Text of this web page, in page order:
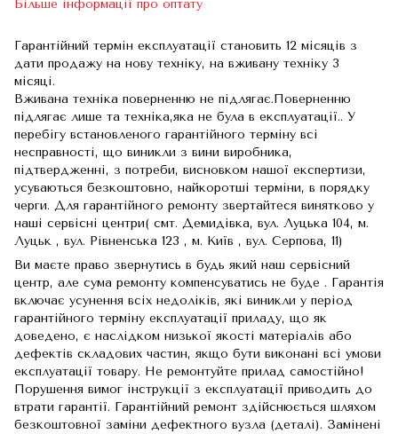
Більше інформації про оптату
Гарантійний термін експлуатації становить 12 місяців з
дати продажу на нову техніку, на вживану техніку 3
місяці.
Вживана техніка поверненню не підлягає.Поверненню
підлягає лише та техніка,яка не була в експлуатації.. У
перебігу встановленого гарантійного терміну всі
несправності, що виникли з вини виробника,
підтвердженні, з потреби, висновком нашої експертизи,
усуваються безкоштовно, найкоротші терміни, в порядку
черги. Для гарантійного ремонту звертайтеся винятково у
наші сервісні центри( смт. Демидівка, вул. Луцька 104, м.
Луцьк , вул. Рівненська 123 , м. Київ , вул. Серпова, 11)
Ви маєте право звернутись в будь який наш сервісний
центр, але сума ремонту компенсуватись не буде . Гарантія
включає усунення всіх недоліків, які виникли у період
гарантійного терміну експлуатації приладу, що як
доведено, є наслідком низької якості матеріалів або
дефектів складових частин, якщо бути виконані всі умови
експлуатації товару. Не ремонтуйте прилад самостійно!
Порушення вимог інструкції з експлуатації приводить до
втрати гарантії. Гарантійний ремонт здійснюється шляхом
безкоштовної заміни дефектного вузла (деталі). Замінені